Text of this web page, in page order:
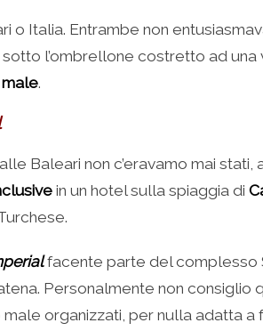
o Italia. Entrambe non
l’ombrellone costretto ad una
male.
Baleari non c’eravamo mai stati,
in un hotel sulla spiaggia di
facente parte del complesso
Personalmente non consiglio
organizzati, per nulla adatta a